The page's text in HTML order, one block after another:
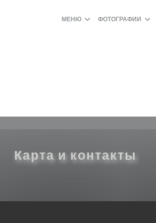
МЕНЮ ФОТОГРАФИИ
Карта и контакты
boulevard du Montparnasse 75006 Paris